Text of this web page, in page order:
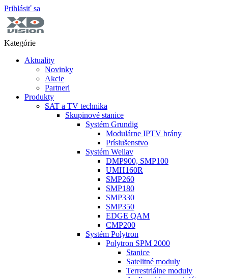
Prihlásiť sa
Kategórie
Aktuality
Novinky
Akcie
Partneri
Produkty
SAT a TV technika
Skupinové stanice
Systém Grundig
Modulárne IPTV brány
Príslušenstvo
Systém Wellav
DMP900, SMP100
UMH160R
SMP260
SMP180
SMP330
SMP350
EDGE QAM
CMP200
Systém Polytron
Polytron SPM 2000
Stanice
Satelitné moduly
Terrestriálne moduly